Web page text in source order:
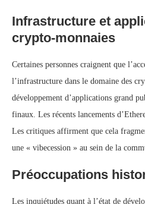
Infrastructure et
crypto-monnaies
Certaines personnes craignent que
l’infrastructure dans le domaine des
développement d’applications grand
finaux. Les récents lancements
Les critiques affirment que cela
une « vibecession » au sein de la
Préoccupations
Les inquiétudes quant à l’état de